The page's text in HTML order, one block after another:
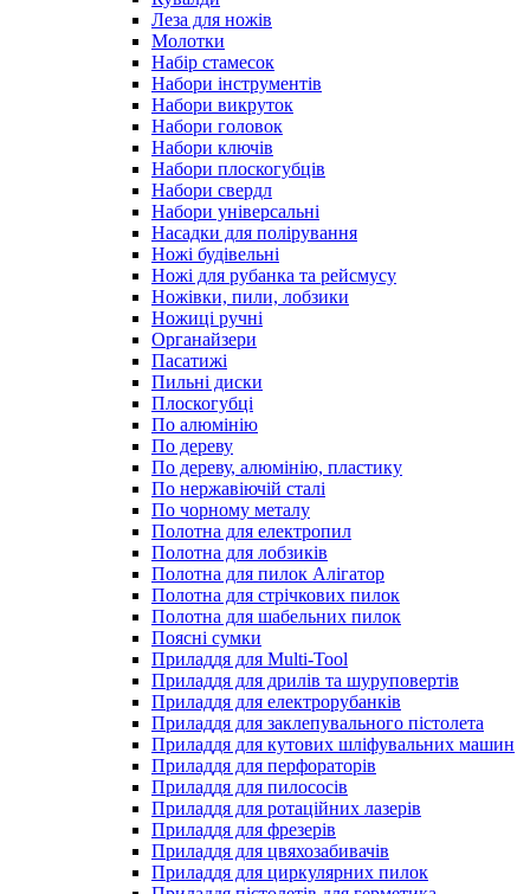
Леза для ножів
Молотки
Набір стамесок
Набори інструментів
Набори викруток
Набори головок
Набори ключів
Набори плоскогубців
Набори свердл
Набори універсальні
Насадки для полірування
Ножі будівельні
Ножі для рубанка та рейсмусу
Ножівки, пили, лобзики
Ножиці ручні
Органайзери
Пасатижі
Пильні диски
Плоскогубці
По алюмінію
По дереву
По дереву, алюмінію, пластику
По нержавіючій сталі
По чорному металу
Полотна для електропил
Полотна для лобзиків
Полотна для пилок Алігатор
Полотна для стрічкових пилок
Полотна для шабельних пилок
Поясні сумки
Приладдя для Multi-Tool
Приладдя для дрилів та шуруповертів
Приладдя для електрорубанків
Приладдя для заклепувального пістолета
Приладдя для кутових шліфувальних машин
Приладдя для перфораторів
Приладдя для пилососів
Приладдя для ротаційних лазерів
Приладдя для фрезерів
Приладдя для цвяхозабивачів
Приладдя для циркулярних пилок